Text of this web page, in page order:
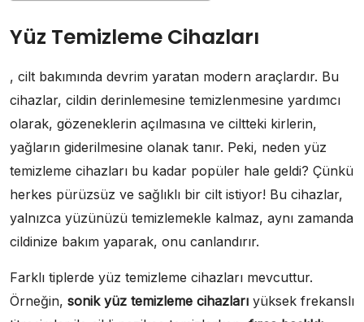
Yüz Temizleme Cihazları
, cilt bakımında devrim yaratan modern araçlardır. Bu
cihazlar, cildin derinlemesine temizlenmesine yardımcı
olarak, gözeneklerin açılmasına ve ciltteki kirlerin,
yağların giderilmesine olanak tanır. Peki, neden yüz
temizleme cihazları bu kadar popüler hale geldi? Çünkü
herkes pürüzsüz ve sağlıklı bir cilt istiyor! Bu cihazlar,
yalnızca yüzünüzü temizlemekle kalmaz, aynı zamanda
cildinize bakım yaparak, onu canlandırır.
Farklı tiplerde yüz temizleme cihazları mevcuttur.
Örneğin, sonik yüz temizleme cihazları yüksek frekanslı